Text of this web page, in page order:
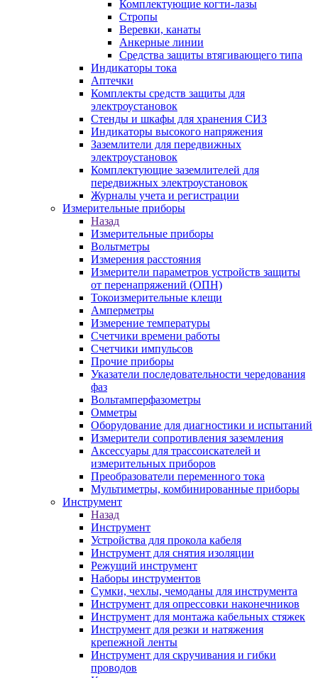
Комплектующие когти-лазы
Стропы
Веревки, канаты
Анкерные линии
Средства защиты втягивающего типа
Индикаторы тока
Аптечки
Комплекты средств защиты для
электроустановок
Стенды и шкафы для хранения СИЗ
Индикаторы высокого напряжения
Заземлители для передвижных
электроустановок
Комплектующие заземлителей для
передвижных электроустановок
Журналы учета и регистрации
Измерительные приборы
Назад
Измерительные приборы
Вольтметры
Измерения расстояния
Измерители параметров устройств защиты
от перенапряжений (ОПН)
Токоизмерительные клещи
Амперметры
Измерение температуры
Счетчики времени работы
Счетчики импульсов
Прочие приборы
Указатели последовательности чередования
фаз
Вольтамперфазометры
Омметры
Оборудование для диагностики и испытаний
Измерители сопротивления заземления
Аксессуары для трассоискателей и
измерительных приборов
Преобразователи переменного тока
Мультиметры, комбинированные приборы
Инструмент
Назад
Инструмент
Устройства для прокола кабеля
Инструмент для снятия изоляции
Режущий инструмент
Наборы инструментов
Сумки, чехлы, чемоданы для инструмента
Инструмент для опрессовки наконечников
Инструмент для монтажа кабельных стяжек
Инструмент для резки и натяжения
крепежной ленты
Инструмент для скручивания и гибки
проводов